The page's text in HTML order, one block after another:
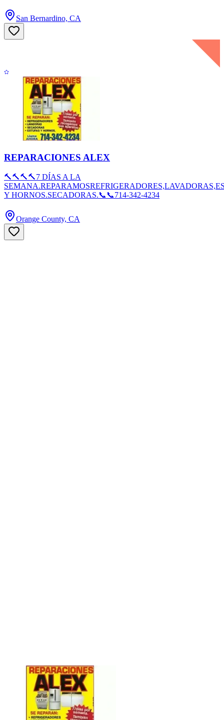
San Bernardino, CA
REPARACIONES ALEX
🔨🔨🔨🔨7 DÍAS A LA
Y HORNOS.SECADORAS.📞📞714-342-4234
Orange County, CA